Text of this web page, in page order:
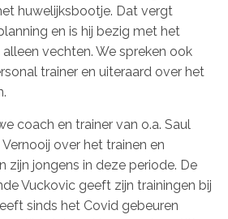
huwelijksbootje. Dat vergt
en is hij bezig met het
vechten. We spreken ook
trainer en uiteraard over het
coach en trainer van o.a. Saul
over het trainen en
zijn jongens in deze periode. De
Vuckovic geeft zijn trainingen bij
sinds het Covid gebeuren